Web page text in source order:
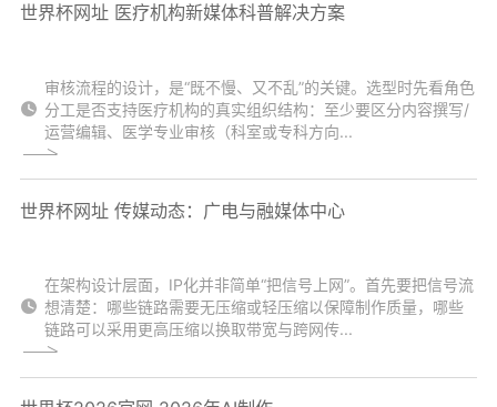
世界杯网址 医疗机构新媒体科普解决方案
审核流程的设计，是“既不慢、又不乱”的关键。选型时先看角色
分工是否支持医疗机构的真实组织结构：至少要区分内容撰写/
运营编辑、医学专业审核（科室或专科方向...
世界杯网址 传媒动态：广电与融媒体中心
在架构设计层面，IP化并非简单“把信号上网”。首先要把信号流
想清楚：哪些链路需要无压缩或轻压缩以保障制作质量，哪些
链路可以采用更高压缩以换取带宽与跨网传...